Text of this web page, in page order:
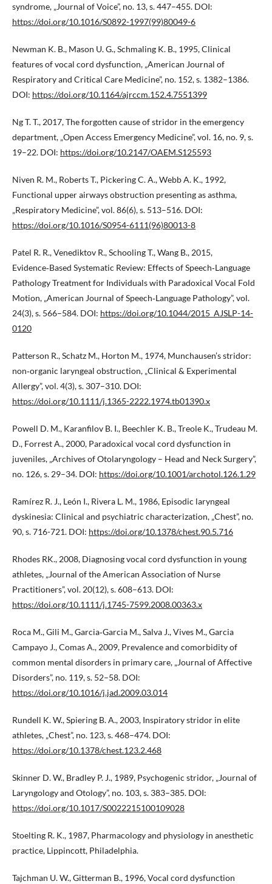
syndrome, „Journal of Voice”, no. 13, s. 447–455. DOI:
https://doi.org/10.1016/S0892-1997(99)80049-6
Newman K. B., Mason U. G., Schmaling K. B., 1995, Clinical
features of vocal cord dysfunction, „American Journal of
Respiratory and Critical Care Medicine”, no. 152, s. 1382–1386.
DOI: https://doi.org/10.1164/ajrccm.152.4.7551399
Ng T. T., 2017, The forgotten cause of stridor in the emergency
department, „Open Access Emergency Medicine”, vol. 16, no. 9, s.
19–22. DOI: https://doi.org/10.2147/OAEM.S125593
Niven R. M., Roberts T., Pickering C. A., Webb A. K., 1992,
Functional upper airways obstruction presenting as asthma,
„Respiratory Medicine”, vol. 86(6), s. 513–516. DOI:
https://doi.org/10.1016/S0954-6111(96)80013-8
Patel R. R., Venediktov R., Schooling T., Wang B., 2015,
Evidence‑Based Systematic Review: Effects of Speech‑Language
Pathology Treatment for Individuals with Paradoxical Vocal Fold
Motion, „American Journal of Speech‑Language Pathology”, vol.
24(3), s. 566–584. DOI: https://doi.org/10.1044/2015_AJSLP-14-
0120
Patterson R., Schatz M., Horton M., 1974, Munchausen’s stridor:
non‑organic laryngeal obstruction, „Clinical & Experimental
Allergy”, vol. 4(3), s. 307–310. DOI:
https://doi.org/10.1111/j.1365-2222.1974.tb01390.x
Powell D. M., Karanfilov B. I., Beechler K. B., Treole K., Trudeau M.
D., Forrest A., 2000, Paradoxical vocal cord dysfunction in
juveniles, „Archives of Otolaryngology – Head and Neck Surgery”,
no. 126, s. 29–34. DOI: https://doi.org/10.1001/archotol.126.1.29
Ramírez R. J., León I., Rivera L. M., 1986, Episodic laryngeal
dyskinesia: Clinical and psychiatric characterization, „Chest”, no.
90, s. 716-721. DOI: https://doi.org/10.1378/chest.90.5.716
Rhodes RK., 2008, Diagnosing vocal cord dysfunction in young
athletes, „Journal of the American Association of Nurse
Practitioners”, vol. 20(12), s. 608–613. DOI:
https://doi.org/10.1111/j.1745-7599.2008.00363.x
Roca M., Gili M., Garcia‑Garcia M., Salva J., Vives M., Garcia
Campayo J., Comas A., 2009, Prevalence and comorbidity of
common mental disorders in primary care, „Journal of Affective
Disorders”, no. 119, s. 52–58. DOI:
https://doi.org/10.1016/j.jad.2009.03.014
Rundell K. W., Spiering B. A., 2003, Inspiratory stridor in elite
athletes, „Chest”, no. 123, s. 468–474. DOI:
https://doi.org/10.1378/chest.123.2.468
Skinner D. W., Bradley P. J., 1989, Psychogenic stridor, „Journal of
Laryngology and Otology”, no. 103, s. 383–385. DOI:
https://doi.org/10.1017/S0022215100109028
Stoelting R. K., 1987, Pharmacology and physiology in anesthetic
practice, Lippincott, Philadelphia.
Tajchman U. W., Gitterman B., 1996, Vocal cord dysfunction